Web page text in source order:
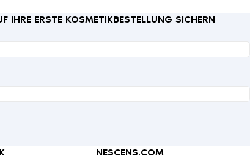
ERSTE KOSMETIKBESTELLUNG SICHERN
NESCENS.COM